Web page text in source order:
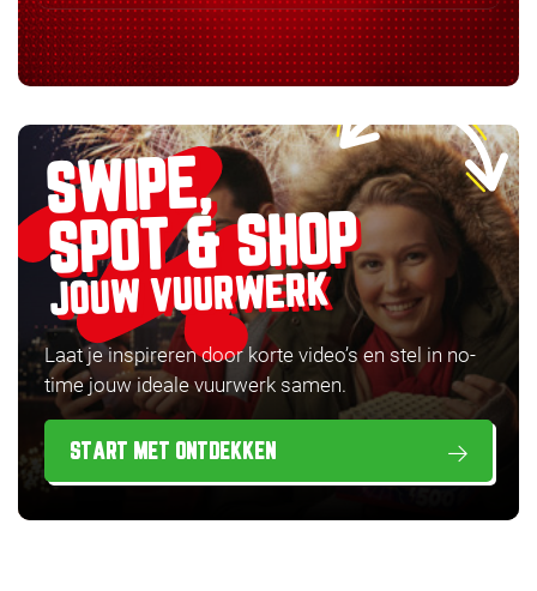
SWIPE,
SPOT & SHOP
JOUW VUURWERK
Laat je inspireren door korte video’s en stel in no-
time jouw ideale vuurwerk samen.
START MET ONTDEKKEN